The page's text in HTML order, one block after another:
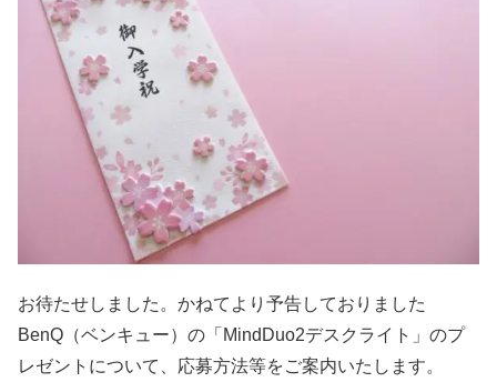
お待たせしました。かねてより予告しておりました
BenQ（ベンキュー）の「MindDuo2デスクライト」のプ
レゼントについて、応募方法等をご案内いたします。